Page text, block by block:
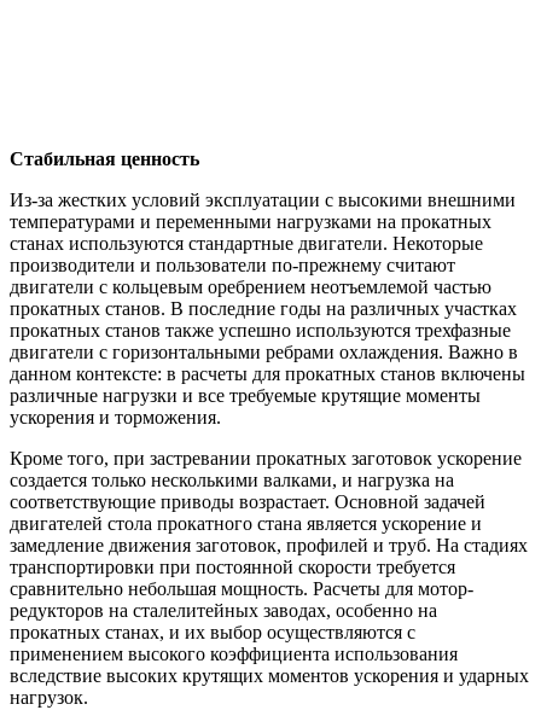
Стабильная ценность
Из-за жестких условий эксплуатации с высокими внешними
температурами и переменными нагрузками на прокатных
станах используются стандартные двигатели. Некоторые
производители и пользователи по-прежнему считают
двигатели с кольцевым оребрением неотъемлемой частью
прокатных станов. В последние годы на различных участках
прокатных станов также успешно используются трехфазные
двигатели с горизонтальными ребрами охлаждения. Важно в
данном контексте: в расчеты для прокатных станов включены
различные нагрузки и все требуемые крутящие моменты
ускорения и торможения.
Кроме того, при застревании прокатных заготовок ускорение
создается только несколькими валками, и нагрузка на
соответствующие приводы возрастает. Основной задачей
двигателей стола прокатного стана является ускорение и
замедление движения заготовок, профилей и труб. На стадиях
транспортировки при постоянной скорости требуется
сравнительно небольшая мощность. Расчеты для мотор-
редукторов на сталелитейных заводах, особенно на
прокатных станах, и их выбор осуществляются с
применением высокого коэффициента использования
вследствие высоких крутящих моментов ускорения и ударных
нагрузок.